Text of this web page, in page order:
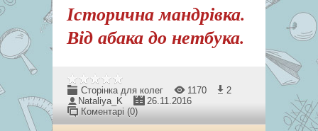
Історична мандрівка.
Від абака до нетбука.
Сторінка для колег 1170
2
Nataliya_K
26.11.2016
Коментарі (0)